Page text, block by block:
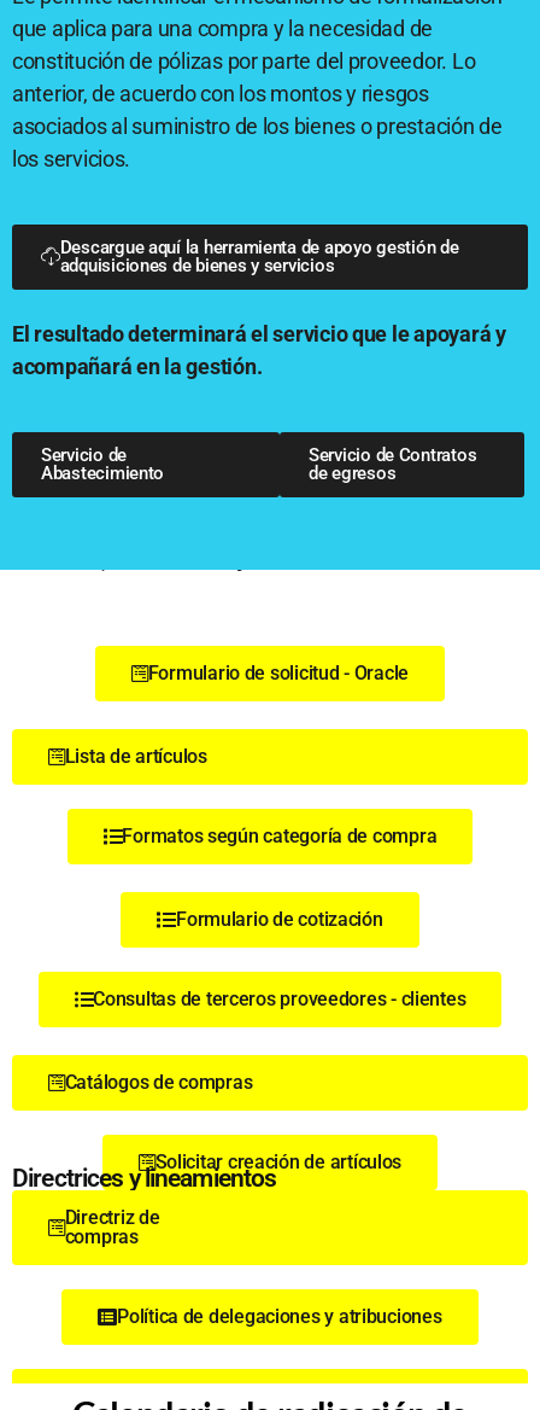
que aplica para una compra y la necesidad de
constitución de pólizas por parte del proveedor. Lo
anterior, de acuerdo con los montos y riesgos
asociados al suministro de los bienes o prestación de
los servicios.
Descargue aquí la herramienta de apoyo gestión de
adquisiciones de bienes y servicios
El resultado determinará el servicio que le apoyará y
acompañará en la gestión.
Servicio de
Abastecimiento
Servicio de Contratos
de egresos
Formulario de solicitud - Oracle
Lista de artículos
Formatos según categoría de compra
Formulario de cotización
Consultas de terceros proveedores - clientes
Catálogos de compras
Solicitar creación de artículos
Directrices y lineamientos
Directriz de
compras
Política de delegaciones y atribuciones
Lineamiento